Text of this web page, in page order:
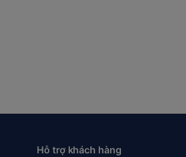
Hỗ trợ khách hàng